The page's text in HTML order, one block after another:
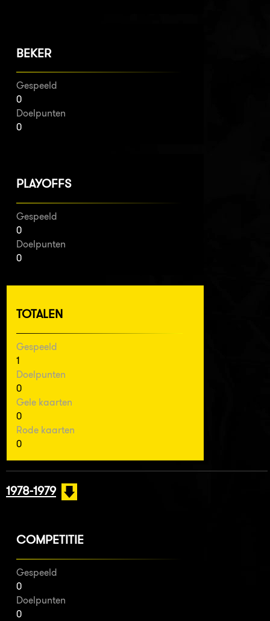
BEKER
Gespeeld
0
Doelpunten
0
PLAYOFFS
Gespeeld
0
Doelpunten
0
TOTALEN
Gespeeld
1
Doelpunten
0
Gele kaarten
0
Rode kaarten
0
1978-1979
COMPETITIE
Gespeeld
0
Doelpunten
0